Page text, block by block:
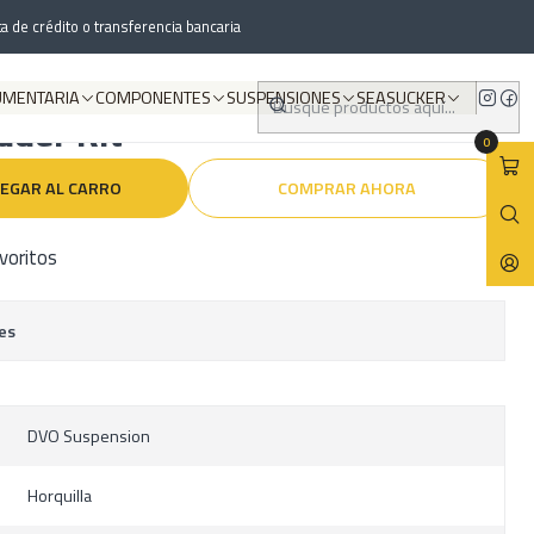
COMPONENTES SUSPENSIONES SEASUCKER
0
de crédito o transferencia bancaria
Kit
AL CARRO COMPRAR AHORA
DVO Suspension
Horquilla